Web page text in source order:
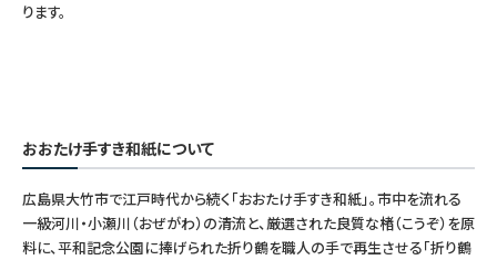
ります。
おおたけ手すき和紙について
広島県大竹市で江戸時代から続く「おおたけ手すき和紙」。市中を流れる
一級河川・小瀬川（おぜがわ）の清流と、厳選された良質な楮（こうぞ）を原
料に、平和記念公園に捧げられた折り鶴を職人の手で再生させる「折り鶴